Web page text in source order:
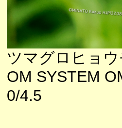
ツマグロヒョ
OM SYSTEM
0/4.5